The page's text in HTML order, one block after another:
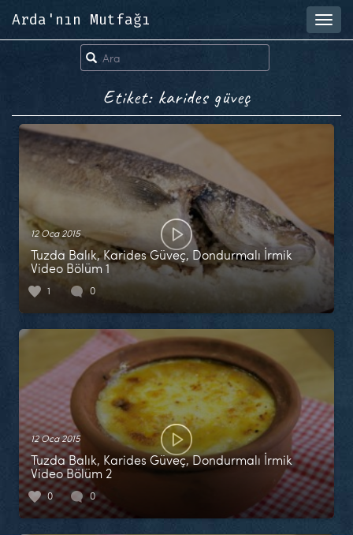
Arda'nın Mutfağı
Etiket: karides güveç
12 Oca 2015
Tuzda Balık, Karides Güveç, Dondurmalı İrmik
Video Bölüm 1
1 0
12 Oca 2015
Tuzda Balık, Karides Güveç, Dondurmalı İrmik
Video Bölüm 2
0 0